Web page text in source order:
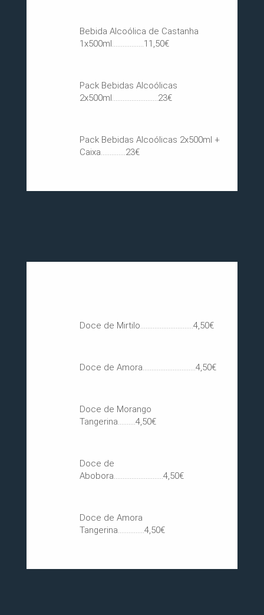
Bebida Alcoólica de Castanha
1x500ml..................11,50€
Pack Bebidas Alcoólicas
2x500ml..........................23€
Pack Bebidas Alcoólicas 2x500ml +
Caixa..............23€
Doce de Mirtilo..............................4,50€
Doce de Amora..............................4,50€
Doce de Morango
Tangerina..........4,50€
Doce de
Abobora............................4,50€
Doce de Amora
Tangerina...............4,50€